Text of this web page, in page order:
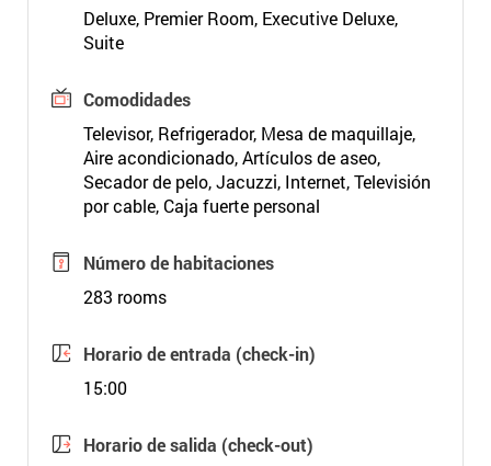
Deluxe, Premier Room, Executive Deluxe,
Suite
Comodidades
Televisor, Refrigerador, Mesa de maquillaje,
Aire acondicionado, Artículos de aseo,
Secador de pelo, Jacuzzi, Internet, Televisión
por cable, Caja fuerte personal
Número de habitaciones
283 rooms
Horario de entrada (check-in)
15:00
Horario de salida (check-out)